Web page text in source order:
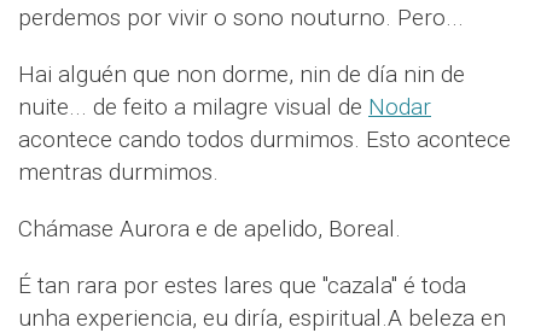
perdemos por vivir o sono nouturno. Pero...
Hai alguén que non dorme, nin de día nin de
nuite... de feito a milagre visual de Nodar
acontece cando todos durmimos. Esto acontece
mentras durmimos.
Chámase Aurora e de apelido, Boreal.
É tan rara por estes lares que "cazala" é toda
unha experiencia, eu diría, espiritual.A beleza en